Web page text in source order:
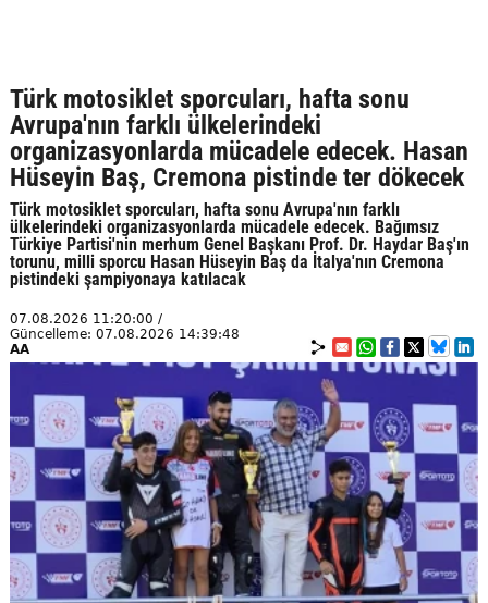
Türk motosiklet sporcuları, hafta sonu
Avrupa'nın farklı ülkelerindeki
organizasyonlarda mücadele edecek. Hasan
Hüseyin Baş, Cremona pistinde ter dökecek
Türk motosiklet sporcuları, hafta sonu Avrupa'nın farklı
ülkelerindeki organizasyonlarda mücadele edecek. Bağımsız
Türkiye Partisi'nin merhum Genel Başkanı Prof. Dr. Haydar Baş'ın
torunu, milli sporcu Hasan Hüseyin Baş da İtalya'nın Cremona
pistindeki şampiyonaya katılacak
07.08.2026 11:20:00 /
Güncelleme: 07.08.2026 14:39:48
AA